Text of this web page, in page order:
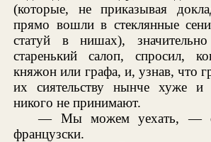
(которые, не приказывая
прямо вошли в стеклянные
статуй в нишах),
старенький салоп, спросил,
княжон или графа, и, узнав, что
их сиятельству нынче хуже и
никого не принимают.
— Мы можем уехать, —
французски.